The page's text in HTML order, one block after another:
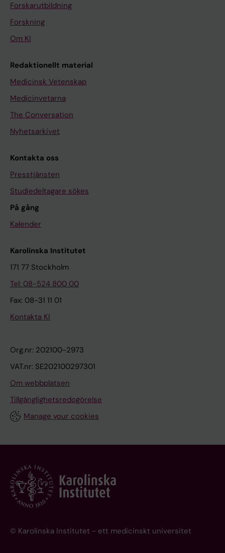
Forskarutbildning
Forskning
Om KI
Redaktionellt material
Medicinsk Vetenskap
Medicinvetarna
The Conversation
Nyhetsarkivet
Kontakta oss
Presstjänsten
Studiedeltagare sökes
På gång
Kalender
Karolinska Institutet
171 77 Stockholm
Tel: 08-524 800 00
Fax: 08-31 11 01
Kontakta KI
Org.nr: 202100-2973
VAT.nr: SE202100297301
Om webbplatsen
Tillgänglighetsredogörelse
Manage your cookies
© Karolinska Institutet - ett medicinskt universitet